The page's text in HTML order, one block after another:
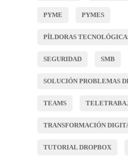
PYME PYMES
PÍLDORAS
SEGURIDAD SMB
SOLUCIÓN PROBLEMAS
TEAMS
TRANSFORMACIÓN
TUTORIAL DROPBOX